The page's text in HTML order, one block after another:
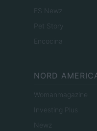
ES Newz
Pet Story
Encocina
NORD
Womanmagazine
Investing Plus
Newz